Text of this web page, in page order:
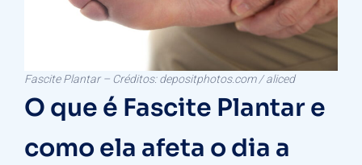
Fascite Plantar – Créditos: depositphotos.com / aliced
O que é Fascite Plantar e
como ela afeta o dia a